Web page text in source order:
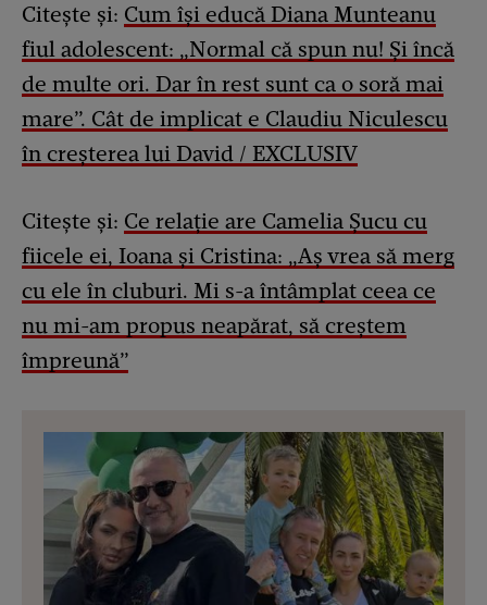
Citește și: Cum își educă Diana Munteanu
fiul adolescent: „Normal că spun nu! Și încă
de multe ori. Dar în rest sunt ca o soră mai
mare”. Cât de implicat e Claudiu Niculescu
în creșterea lui David / EXCLUSIV
Citește și: Ce relație are Camelia Șucu cu
fiicele ei, Ioana și Cristina: „Aș vrea să merg
cu ele în cluburi. Mi s-a întâmplat ceea ce
nu mi-am propus neapărat, să creștem
împreună”